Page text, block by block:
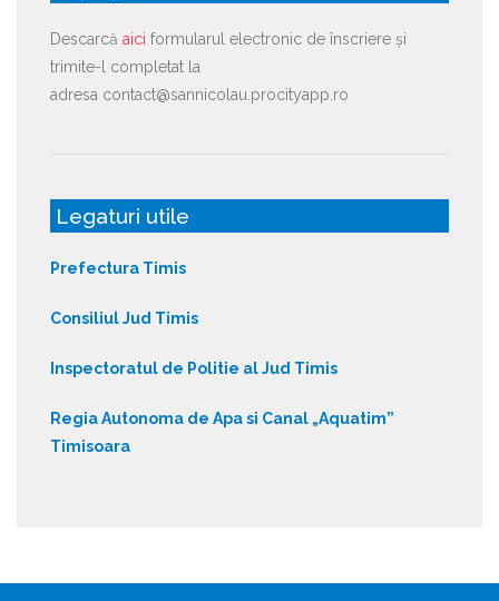
Descarcă aici formularul electronic de înscriere și
trimite-l completat la
adresa contact@sannicolau.procityapp.ro
Legaturi utile
Prefectura Timis
Consiliul Jud Timis
Inspectoratul de Politie al Jud Timis
Regia Autonoma de Apa si Canal „Aquatim”
Timisoara